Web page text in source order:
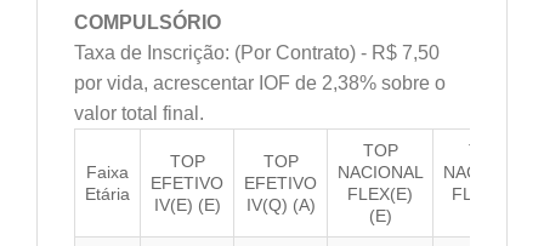
COMPULSÓRIO
Taxa de Inscrição: (Por Contrato) - R$ 7,50
por vida, acrescentar IOF de 2,38% sobre o
valor total final.
Faixa
Etária
TOP
EFETIVO
IV(E) (E)
TOP
EFETIVO
IV(Q) (A)
TOP
NACIONAL
FLEX(E)
(E)
TOP
NACIONAL
FLEX(Q)